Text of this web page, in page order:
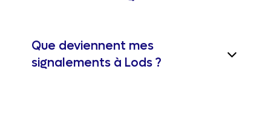
Que deviennent mes
signalements à Lods ?